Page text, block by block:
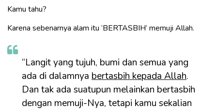
Kamu tahu?
Karena sebenarnya alam itu ‘BERTASBIH’ memuji Allah.
“Langit yang tujuh, bumi dan semua yang
ada di dalamnya bertasbih kepada Allah.
Dan tak ada suatupun melainkan bertasbih
dengan memuji-Nya, tetapi kamu sekalian